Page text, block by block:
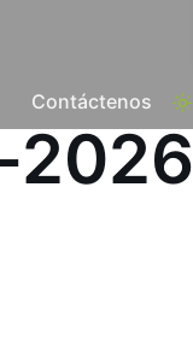
Contáctenos
2026